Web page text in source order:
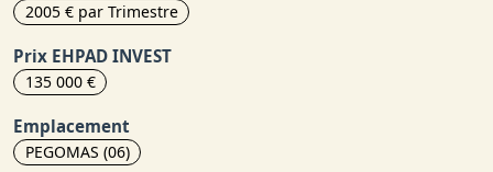
2005 € par Trimestre
Prix EHPAD INVEST
135 000 €
Emplacement
PEGOMAS (06)